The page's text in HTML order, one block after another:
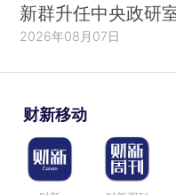
新群升任中央政研
2026年08月07日
财新移动